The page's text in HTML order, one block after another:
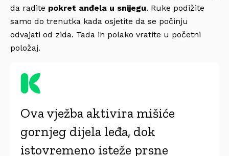
da radite pokret anđela u snijegu. Ruke podižite
samo do trenutka kada osjetite da se počinju
odvajati od zida. Tada ih polako vratite u početni
položaj.
Ova vježba aktivira mišiće
gornjeg dijela leđa, dok
istovremeno isteže prsne